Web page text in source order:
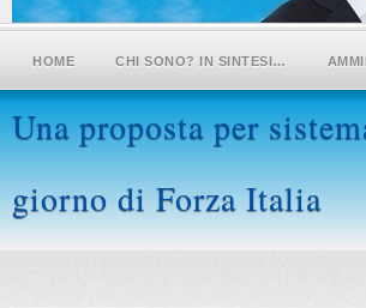
HOME CHI SONO? IN SINTESI…
Una proposta per
giorno di Forza Italia